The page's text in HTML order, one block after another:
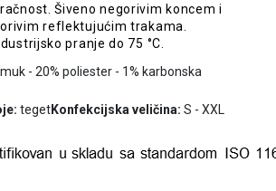
Šiveno negorivim koncem i
reflektujućim trakama.
pranje do 75 °C.
- 20% poliester - 1% karbonska
tegetKonfekcijska veličina: S - XXL